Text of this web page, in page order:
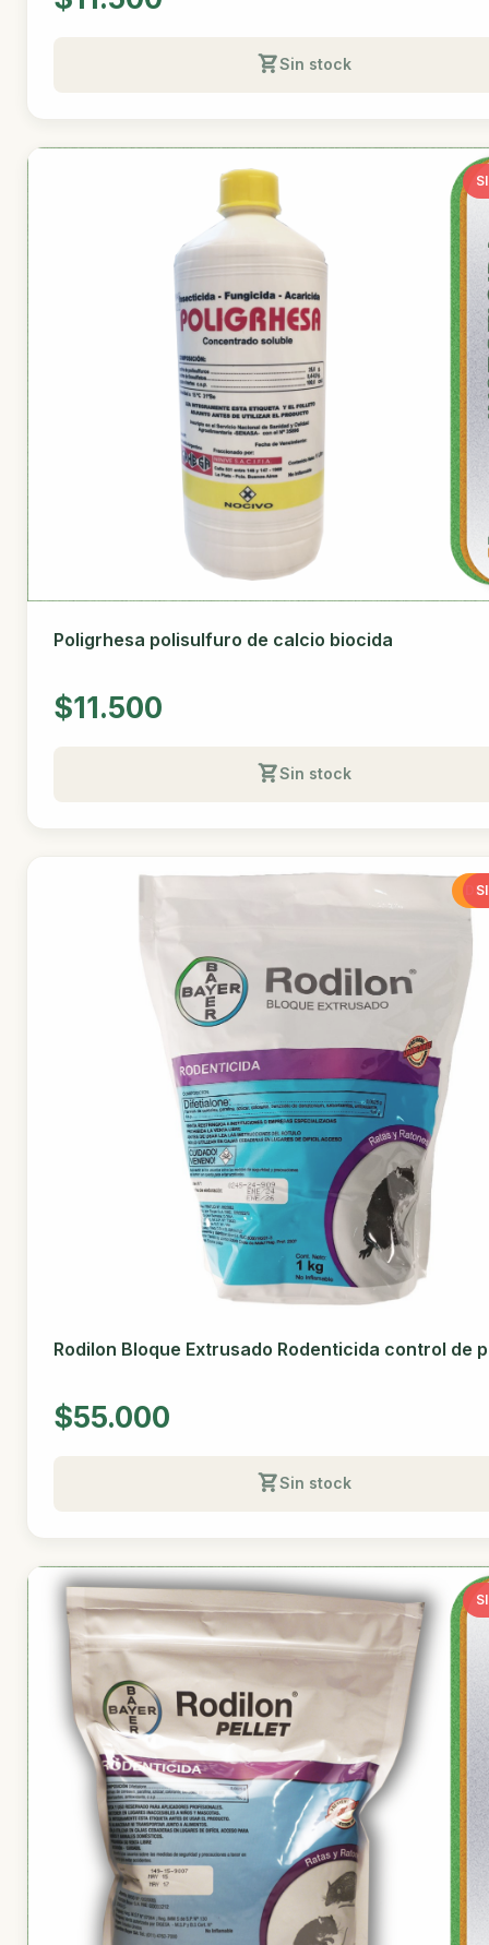
Sin stock
Poligrhesa polisulfuro de calcio biocida
$11.500
Sin stock
Rodilon Bloque Extrusado Rodenticida control de
$55.000
Sin stock